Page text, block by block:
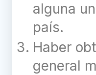
alguna
país.
Haber
general